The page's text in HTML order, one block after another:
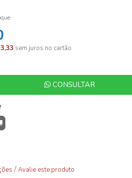
sem juros no cartão
CONSULTAR
/Avalie este produto